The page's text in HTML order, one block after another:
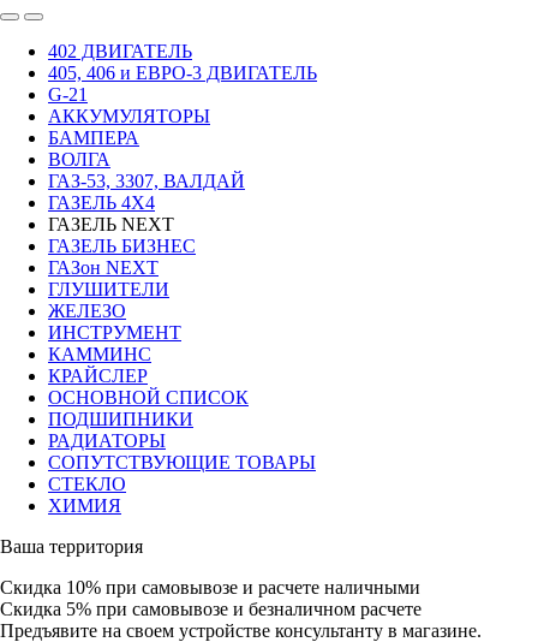
402 ДВИГАТЕЛЬ
405, 406 и ЕВРО-3 ДВИГАТЕЛЬ
G-21
АККУМУЛЯТОРЫ
БАМПЕРА
ВОЛГА
ГАЗ-53, 3307, ВАЛДАЙ
ГАЗЕЛЬ 4Х4
ГАЗЕЛЬ NEXT
ГАЗЕЛЬ БИЗНЕС
ГАЗон NEXT
ГЛУШИТЕЛИ
ЖЕЛЕЗО
ИНСТРУМЕНТ
КАММИНС
КРАЙСЛЕР
ОСНОВНОЙ СПИСОК
ПОДШИПНИКИ
РАДИАТОРЫ
СОПУТСТВУЮЩИЕ ТОВАРЫ
СТЕКЛО
ХИМИЯ
Ваша территория
Скидка 10% при самовывозе и расчете наличными
Скидка 5% при самовывозе и безналичном расчете
Предъявите на своем устройстве консультанту в магазине.